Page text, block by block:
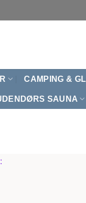
CAMPING &
SAUNA